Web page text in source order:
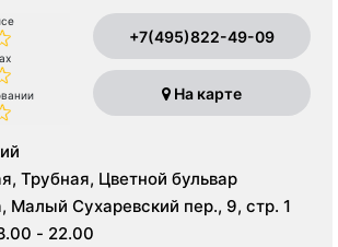
+7(495)822-49-09
На карте
Трубная, Цветной бульвар
Малый Сухаревский пер., 9, стр. 1
- 22.00